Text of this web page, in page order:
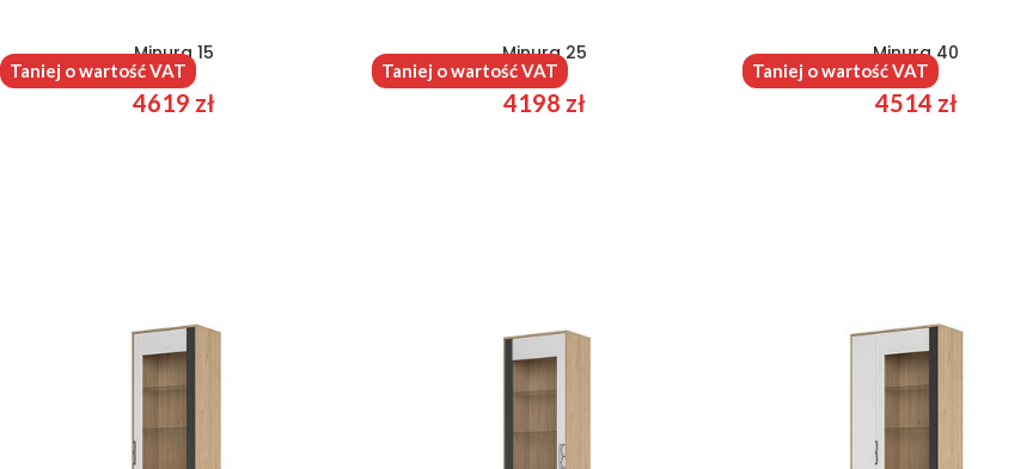
Minura 15
4619 zł
Minura 25
4198 zł
Minura 40
4514 zł
Taniej o wartość VAT Taniej o wartość VAT Taniej o wartość VAT